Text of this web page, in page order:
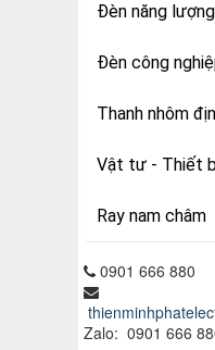
Đèn năng
Đèn công
Thanh nhôm
Vật tư - Thiết
Ray nam châm
0901 666 880
Zalo: 0901 666